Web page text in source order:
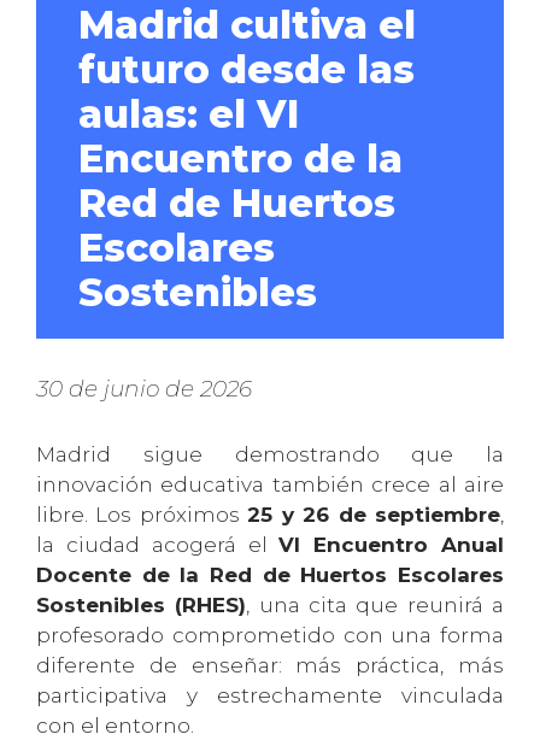
Madrid cultiva el
futuro desde las
aulas: el VI
Encuentro de la
Red de Huertos
Escolares
Sostenibles
30 de junio de 2026
Madrid sigue demostrando que la
innovación educativa también crece al aire
libre. Los próximos25 y 26 de septiembre,
la ciudad acogerá elVI Encuentro Anual
Docente de la Red de Huertos Escolares
Sostenibles (RHES), una cita que reunirá a
profesorado comprometido con una forma
diferente de enseñar: más práctica, más
participativa y estrechamente vinculada
con el entorno.